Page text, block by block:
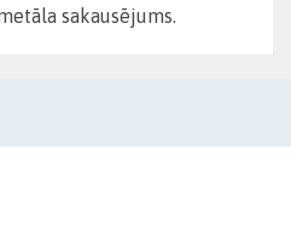
sakausējums.